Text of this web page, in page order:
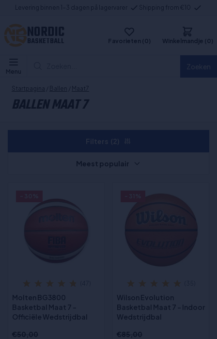
Levering binnen 1-3 dagen på lagervarer Shipping from €10
NORDIC
BASKETBALL Favorieten (0) Winkelmandje (0)
Menu
Startpagina / Ballen / Maat7
BALLEN MAAT 7
Molten BG3800
Basketbal Maat 7 –
Officiële Wedstrijdbal
€50,00
Wilson Evolution
Basketbal Maat 7 – Indoor
Wedstrijdbal
€85,00
Meest populair